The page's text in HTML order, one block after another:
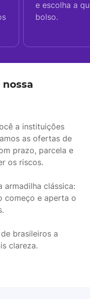
e escolha a
bolso.
a instituições
as ofertas de
prazo, parcela e
os riscos.
armadilha clássica:
começo e aperta o
brasileiros a
clareza.